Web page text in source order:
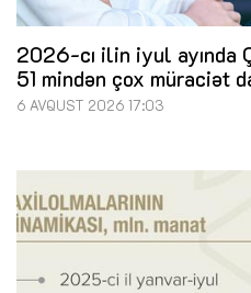
2026-cı ilin iyul ayında
51 mindən çox müraciət
6 AVQUST 2026 17:03